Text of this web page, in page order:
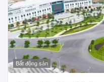
Bất động sản